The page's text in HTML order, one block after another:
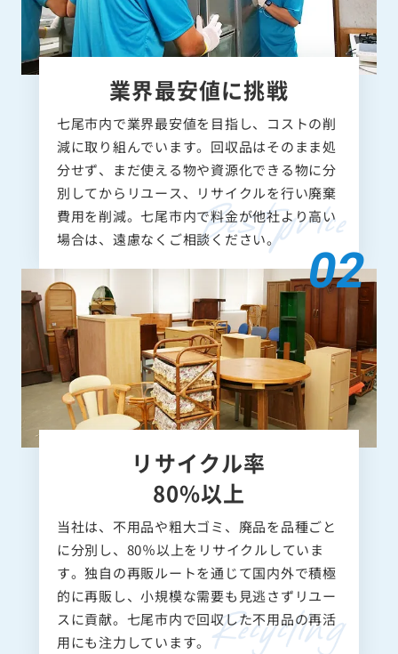
業界最安値に挑戦
七尾市内で業界最安値を目指し、コストの削
減に取り組んでいます。回収品はそのまま処
分せず、まだ使える物や資源化できる物に分
別してからリユース、リサイクルを行い廃棄
費用を削減。七尾市内で料金が他社より高い
場合は、遠慮なくご相談ください。
リサイクル率
80%以上
当社は、不用品や粗大ゴミ、廃品を品種ごと
に分別し、80％以上をリサイクルしていま
す。独自の再販ルートを通じて国内外で積極
的に再販し、小規模な需要も見逃さずリユー
スに貢献。七尾市内で回収した不用品の再活
用にも注力しています。